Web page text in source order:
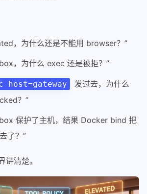
，为什么还是不能用 browser？”
，为什么 exec 还是被拒？”
host=gateway
发过去，为什么
？”
保护了主机，结果 Docker bind 把
了？”
讲清楚。